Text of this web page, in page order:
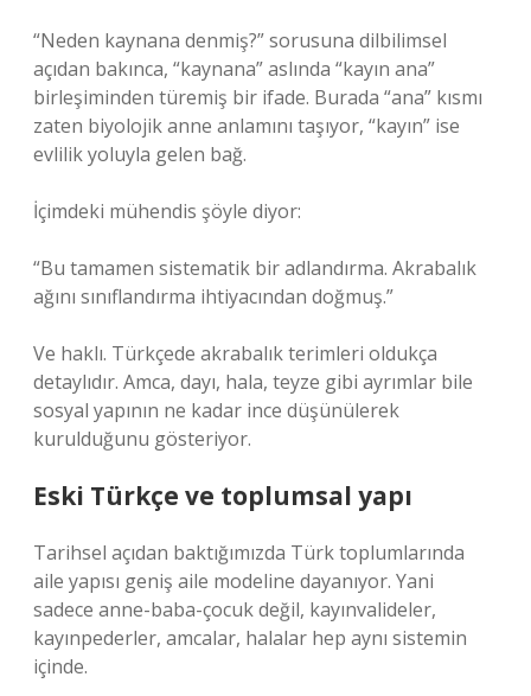
“Neden kaynana denmiş?” sorusuna dilbilimsel
açıdan bakınca, “kaynana” aslında “kayın ana”
birleşiminden türemiş bir ifade. Burada “ana” kısmı
zaten biyolojik anne anlamını taşıyor, “kayın” ise
evlilik yoluyla gelen bağ.
İçimdeki mühendis şöyle diyor:
“Bu tamamen sistematik bir adlandırma. Akrabalık
ağını sınıflandırma ihtiyacından doğmuş.”
Ve haklı. Türkçede akrabalık terimleri oldukça
detaylıdır. Amca, dayı, hala, teyze gibi ayrımlar bile
sosyal yapının ne kadar ince düşünülerek
kurulduğunu gösteriyor.
Eski Türkçe ve toplumsal yapı
Tarihsel açıdan baktığımızda Türk toplumlarında
aile yapısı geniş aile modeline dayanıyor. Yani
sadece anne-baba-çocuk değil, kayınvalideler,
kayınpederler, amcalar, halalar hep aynı sistemin
içinde.